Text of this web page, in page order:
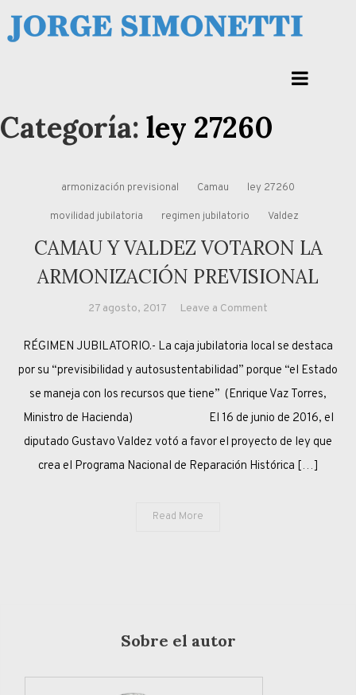
to
Jorge Eduardo Simonetti
Categoría: ley 27260
armonización previsional Camau ley 27260
movilidad jubilatoria regimen jubilatorio Valdez
CAMAU Y VALDEZ VOTARON LA
ARMONIZACIÓN PREVISIONAL
27 agosto, 2017 Leave a Comment
Y
VALDEZ
VOTARON
ARMONIZACIÓN
PREVISIONAL
RÉGIMEN JUBILATORIO.- La caja jubilatoria local se destaca
por su “previsibilidad y autosustentabilidad” porque “el Estado
se maneja con los recursos que tiene” (Enrique Vaz Torres,
Ministro de Hacienda) El 16 de junio de 2016, el
diputado Gustavo Valdez votó a favor el proyecto de ley que
crea el Programa Nacional de Reparación Histórica […]
Read More
Sobre el autor